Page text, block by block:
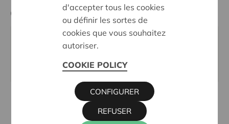
Cera contact
STéPHANIE DE SMET
stephanie.desmet@cera.coop
d'accepter tous les cookies
ou définir les sortes de
cookies que vous souhaitez
autoriser.
COOKIE POLICY
REFUSER
CONFIGURER